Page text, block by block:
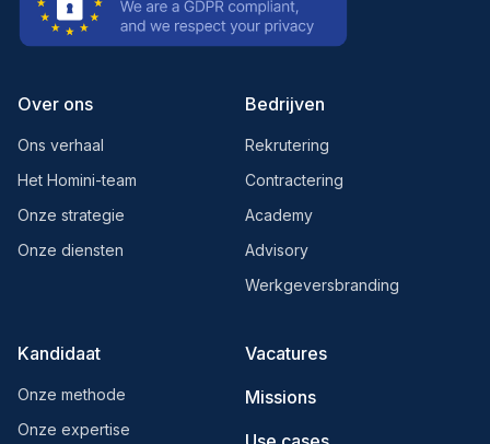
Over ons
Ons verhaal
Het Homini-team
Onze strategie
Onze diensten
Bedrijven
Rekrutering
Contractering
Academy
Advisory
Werkgeversbranding
Kandidaat
Onze methode
Onze expertise
Vacatures
Missions